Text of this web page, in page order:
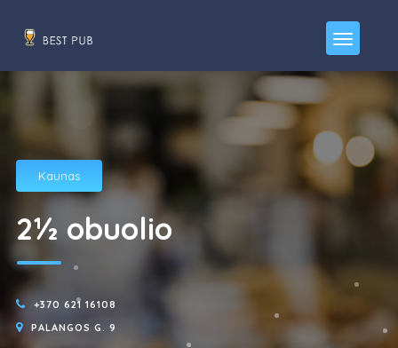
Kaunas
2½ obuolio
+370 621 16108
PALANGOS G. 9